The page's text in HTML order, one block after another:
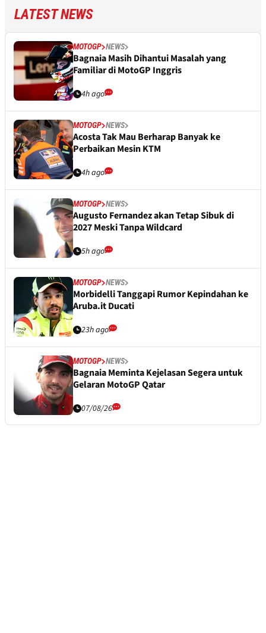
LATEST NEWS
MOTOGP NEWS
Bagnaia Masih Dihantui Masalah yang
Familiar di MotoGP Inggris
4h ago
MOTOGP NEWS
Acosta Tak Mau Berharap Banyak ke
Perbaikan Mesin KTM
4h ago
MOTOGP NEWS
Augusto Fernandez akan Tetap Sibuk di
2027 Meski Tanpa Wildcard
5h ago
MOTOGP NEWS
Morbidelli Tanggapi Rumor Kepindahan ke
Aruba.it Ducati
23h ago
MOTOGP NEWS
Bagnaia Meminta Kejelasan Segera untuk
Gelaran MotoGP Qatar
07/08/26